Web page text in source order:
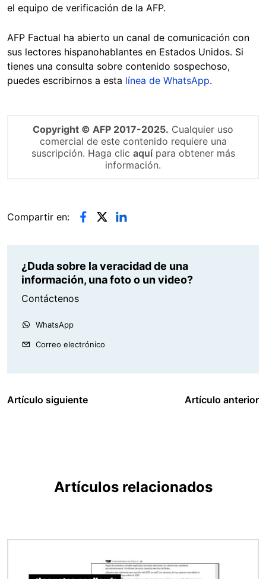
el equipo de verificación de la AFP.
AFP Factual ha abierto un canal de comunicación con
sus lectores hispanohablantes en Estados Unidos. Si
tienes una consulta sobre contenido sospechoso,
puedes escribirnos a esta línea de WhatsApp.
Copyright © AFP 2017-2025. Cualquier uso
comercial de este contenido requiere una
suscripción. Haga clic aquípara obtener más
información.
Compartir en:
¿Duda sobre la veracidad de una
información, una foto o un video?
Contáctenos
WhatsApp
Correo electrónico
Artículo siguiente Artículo anterior
Artículos relacionados